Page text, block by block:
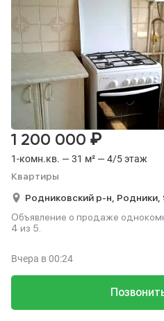
Аренда
Квартиры 2
1-комн.кв. — 31 м² — 4/5 этаж
Квартиры
1 200 000 ₽
Родниковский р-н, Родники,
Объявление о продаже
4 из 5.
Вчера в 00:24